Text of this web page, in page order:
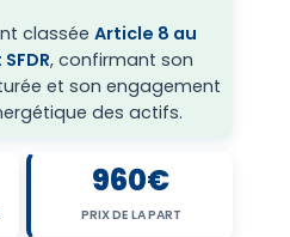
classée Article 8 au
, confirmant son
et son engagement
des actifs.
960€
PRIX DE LA PART